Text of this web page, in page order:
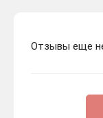
Отзывы еще